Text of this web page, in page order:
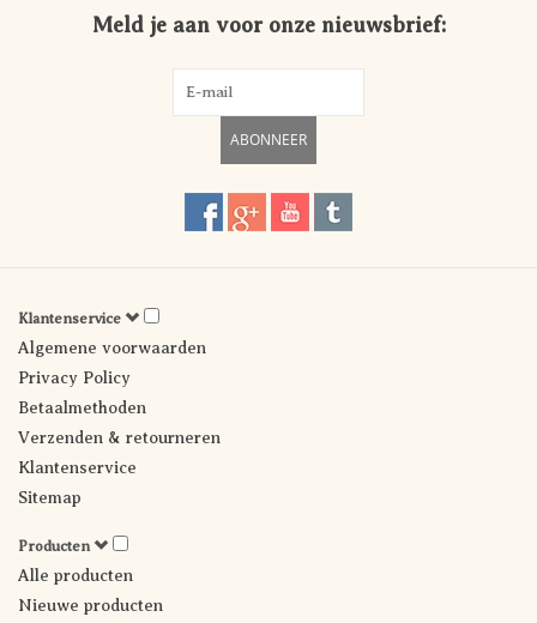
Meld je aan voor onze nieuwsbrief:
ABONNEER
Klantenservice
Algemene voorwaarden
Privacy Policy
Betaalmethoden
Verzenden & retourneren
Klantenservice
Sitemap
Producten
Alle producten
Nieuwe producten